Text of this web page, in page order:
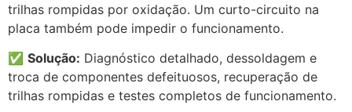
trilhas rompidas por oxidação. Um curto-circuito na
placa também pode impedir o funcionamento.
✅ Solução: Diagnóstico detalhado, dessoldagem e
troca de componentes defeituosos, recuperação de
trilhas rompidas e testes completos de funcionamento.